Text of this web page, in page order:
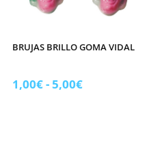
BRUJAS BRILLO GOMA VIDAL
1,00€-5,00€Rango